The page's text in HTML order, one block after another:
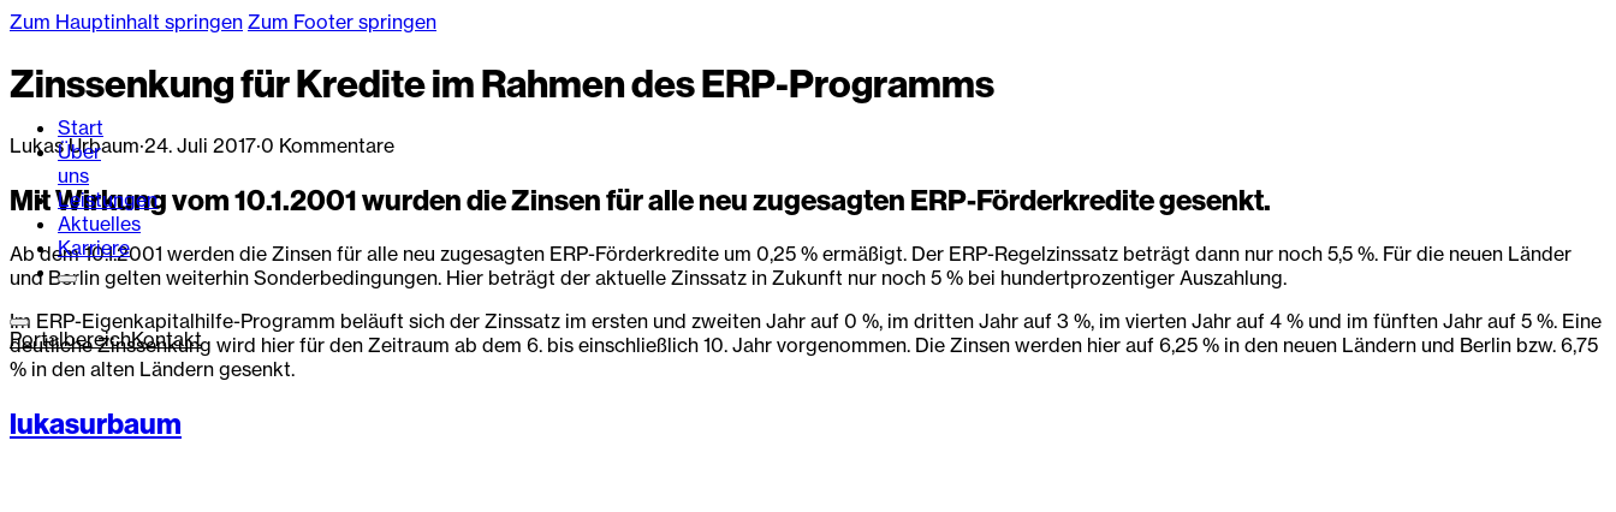
Zum Hauptinhalt springen Zum Footer springen
Start
Über
uns
Leistungen
Aktuelles
Karriere
PortalbereichKontakt
Zinssenkung für Kredite im Rahmen des ERP-Programms
Lukas Urbaum·24. Juli 2017·0 Kommentare
Mit Wirkung vom 10.1.2001 wurden die Zinsen für alle neu zugesagten ERP-Förderkredite gesenkt.
Ab dem 10.1.2001 werden die Zinsen für alle neu zugesagten ERP-Förderkredite um 0,25 % ermäßigt. Der ERP-Regelzinssatz beträgt dann nur noch 5,5 %. Für die neuen Länder
und Berlin gelten weiterhin Sonderbedingungen. Hier beträgt der aktuelle Zinssatz in Zukunft nur noch 5 % bei hundertprozentiger Auszahlung.
Im ERP-Eigenkapitalhilfe-Programm beläuft sich der Zinssatz im ersten und zweiten Jahr auf 0 %, im dritten Jahr auf 3 %, im vierten Jahr auf 4 % und im fünften Jahr auf 5 %. Eine
deutliche Zinssenkung wird hier für den Zeitraum ab dem 6. bis einschließlich 10. Jahr vorgenommen. Die Zinsen werden hier auf 6,25 % in den neuen Ländern und Berlin bzw. 6,75
% in den alten Ländern gesenkt.
lukasurbaum